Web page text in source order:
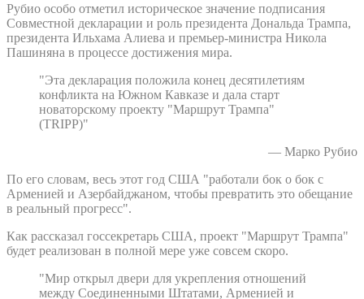
Рубио особо отметил историческое значение подписания
Совместной декларации и роль президента Дональда Трампа,
президента Ильхама Алиева и премьер-министра Никола
Пашиняна в процессе достижения мира.
"Эта декларация положила конец десятилетиям
конфликта на Южном Кавказе и дала старт
новаторскому проекту "Маршрут Трампа"
(TRIPP)"
— Марко Рубио
По его словам, весь этот год США "работали бок о бок с
Арменией и Азербайджаном, чтобы превратить это обещание
в реальный прогресс".
Как рассказал госсекретарь США, проект "Маршрут Трампа"
будет реализован в полной мере уже совсем скоро.
"Мир открыл двери для укрепления отношений
между Соединенными Штатами, Арменией и